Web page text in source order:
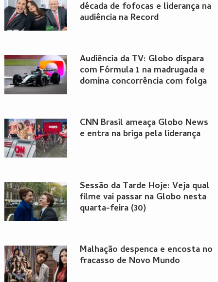
década de fofocas e liderança na
audiência na Record
Audiência da TV: Globo dispara
com Fórmula 1 na madrugada e
domina concorrência com folga
CNN Brasil ameaça Globo News
e entra na briga pela liderança
Sessão da Tarde Hoje: Veja qual
filme vai passar na Globo nesta
quarta-feira (30)
Malhação despenca e encosta no
fracasso de Novo Mundo